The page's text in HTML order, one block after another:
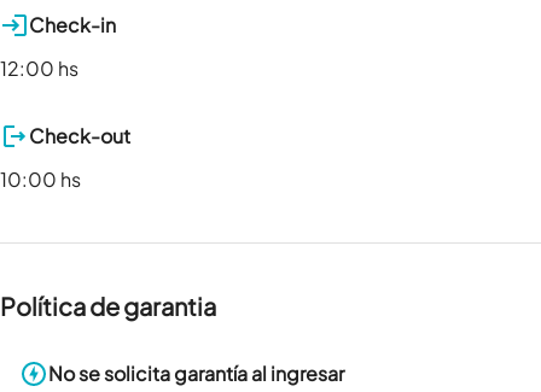
Check-in
12:00 hs
Check-out
10:00 hs
Política de garantia
No se solicita garantía al ingresar